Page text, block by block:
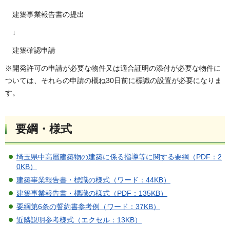
建築事業報告書の提出
↓
建築確認申請
※開発許可の申請が必要な物件又は適合証明の添付が必要な物件に
ついては、それらの申請の概ね30日前に標識の設置が必要になりま
す。
要綱・様式
埼玉県中高層建築物の建築に係る指導等に関する要綱（PDF：2
0KB）
建築事業報告書・標識の様式（ワード：44KB）
建築事業報告書・標識の様式（PDF：135KB）
要綱第6条の誓約書参考例（ワード：37KB）
近隣説明参考様式（エクセル：13KB）